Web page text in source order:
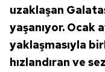
uzaklaşan
yaşanıyor. Ocak
yaklaşmasıyla
hızlandıran ve